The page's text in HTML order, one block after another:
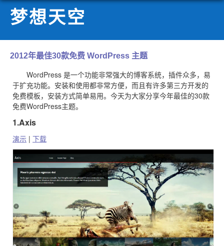
梦想天空
2012年最佳30款免费 WordPress 主题
WordPress 是一个功能非常强大的博客系统，插件众多，易
于扩充功能。安装和使用都非常方便，而且有许多第三方开发的
免费模板，安装方式简单易用。今天为大家分享今年最佳的30款
免费WordPress主题。
1.Axis
演示 | 下载